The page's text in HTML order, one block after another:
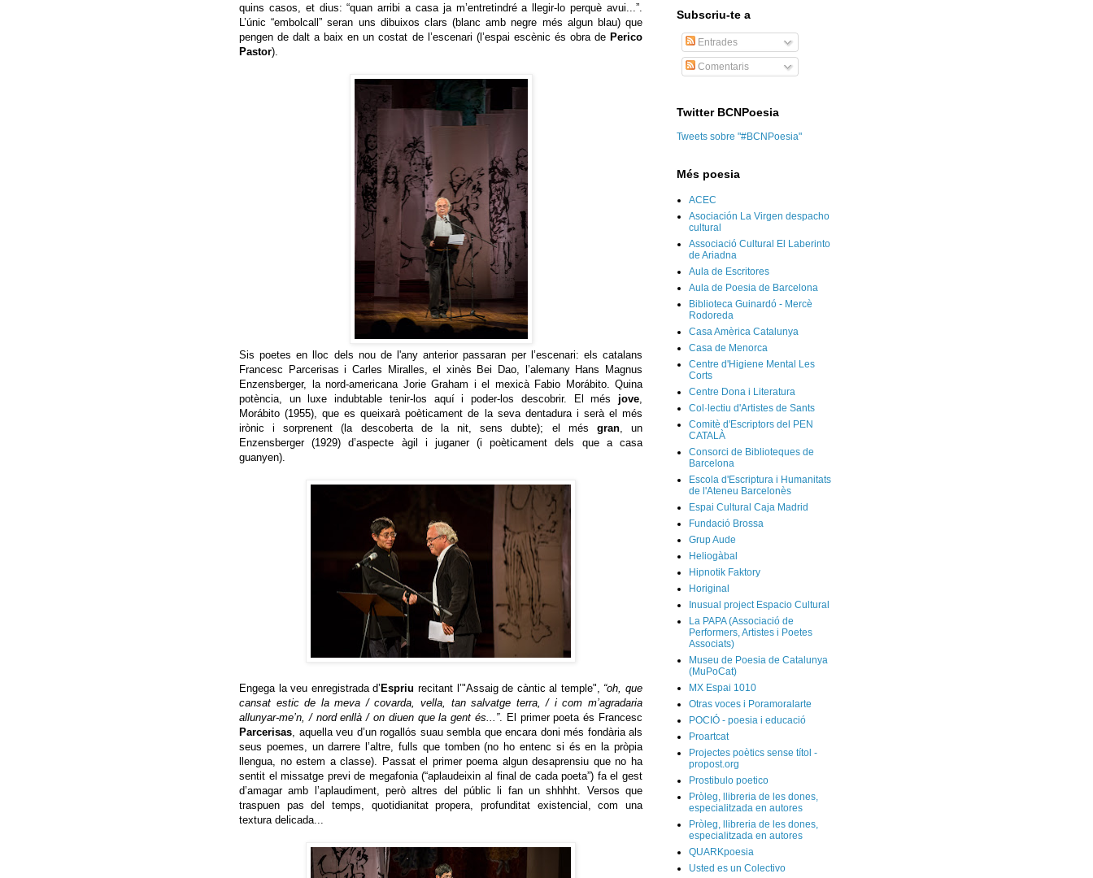
quins casos, et dius: “quan arribi a casa ja m’entretindré a llegir-lo perquè avui...”.
L’únic “embolcall” seran uns dibuixos clars (blanc amb negre més algun blau) que
pengen de dalt a baix en un costat de l’escenari (l’espai escènic és obra de Perico
Pastor).
Sis poetes en lloc dels nou de l'any anterior passaran per l’escenari: els catalans
Francesc Parcerisas i Carles Miralles, el xinès Bei Dao, l’alemany Hans Magnus
Enzensberger, la nord-americana Jorie Graham i el mexicà Fabio Morábito. Quina
potència, un luxe indubtable tenir-los aquí i poder-los descobrir. El més jove
Morábito (1955), que es queixarà poèticament de la seva dentadura i serà el més
irònic i sorprenent (la descoberta de la nit, sens dubte); el més gran, un
Enzensberger (1929) d’aspecte àgil i juganer (i poèticament dels que a casa
guanyen).
Engega la veu enregistrada d’Espriu recitant l’"Assaig de càntic al temple", “oh, que
cansat estic de la meva / covarda, vella, tan salvatge terra, / i com m’agradaria
allunyar-me’n, / nord enllà / on diuen que la gent és...”. El primer poeta és Francesc
Parcerisas , aquella veu d’un rogallós suau sembla que encara doni més fondària als
seus poemes, un darrere l’altre, fulls que tomben (no ho entenc si és en la pròpia
llengua, no estem a classe). Passat el primer poema algun desaprensiu que no ha
sentit el missatge previ de megafonia (“aplaudeixin al final de cada poeta”) fa el gest
d’amagar amb l’aplaudiment, però altres del públic li fan un shhhht. Versos que
traspuen pas del temps, quotidianitat propera, profunditat existencial, com una
textura delicada...
Subscriu-te a
Entrades
Comentaris
Twitter BCNPoesia
Tweets sobre "#BCNPoesia"
Més poesia
ACEC
Asociación La Virgen despacho
cultural
Associació Cultural El Laberinto
de Ariadna
Aula de Escritores
Aula de Poesia de Barcelona
Biblioteca Guinardó - Mercè
Rodoreda
Casa Amèrica Catalunya
Casa de Menorca
Centre d'Higiene Mental Les
Corts
Centre Dona i Literatura
Col·lectiu d'Artistes de Sants
Comitè d'Escriptors del PEN
CATALÀ
Consorci de Biblioteques de
Barcelona
Escola d'Escriptura i Humanitats
de l'Ateneu Barcelonès
Espai Cultural Caja Madrid
Fundació Brossa
Grup Aude
Heliogàbal
Hipnotik Faktory
Horiginal
Inusual project Espacio Cultural
La PAPA (Associació de
Performers, Artistes i Poetes
Associats)
Museu de Poesia de Catalunya
(MuPoCat)
MX Espai 1010
Otras voces i Poramoralarte
POCIÓ - poesia i educació
Proartcat
Projectes poètics sense títol -
propost.org
Prostibulo poetico
Pròleg, llibreria de les dones,
especialitzada en autores
Pròleg, llibreria de les dones,
especialitzada en autores
QUARKpoesia
Usted es un Colectivo